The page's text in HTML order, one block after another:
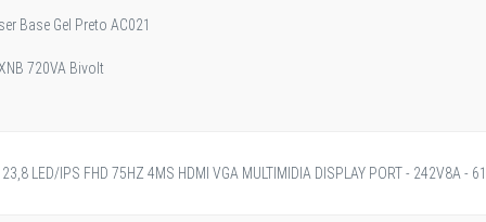
Base Gel Preto AC021
720VA Bivolt
LED/IPS FHD 75HZ 4MS HDMI VGA MULTIMIDIA DISPLAY PORT - 242V8A -